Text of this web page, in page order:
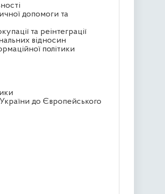
допомоги та
та реінтеграції
відносин
політики
до Європейського